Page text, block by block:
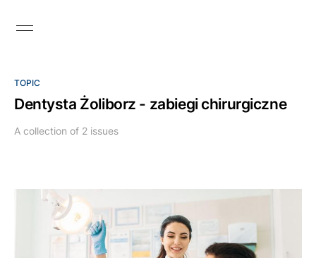
TOPIC
Dentysta Żoliborz - zabiegi chirurgiczne
A collection of 2 issues